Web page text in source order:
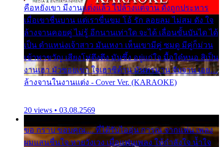
คือหยังเขา มีงานแต่งแล้ว ไปล้างแต่จาน ดั่งถูกประหาร
เมื่อเขาชื่นบาน แต่เราขื่นขม โอ้ รัก ลอยลม ไม่สม ดัง ใจ
ล้างจานคอยคู่ ไม่รู้ อีกนานเท่าใด จะได้ เลื่อนขั้นบันได ได้
เป็น ตำแหน่งเจ้าสาว มันเหงา เห็นเขามีคู่ ซมดู มีคู่ก็ม่วน
เข้าพาขวัญ เสียงโห่ตึงตึง มันซึ้ง อยู่แก่ใจ มื้อใด๋หนอ สิเป็น
งานเฮา มัวซอยเขา ใจเฮาซิด้าน มันทรมาน จับจาน เอย…
ล้างจานในงานแต่ง - Cover Ver. (KARAOKE)
20 views • 03.08.2569
ขอ กราบ ขอบคุณ.... ที่ได้รับไออุ่น การุณ จากแฟน เพลง
ผมแสนชื่นใจ หายวังเวง เมื่อแฟนเพลง ให้กำลังใจ น้ำใจ